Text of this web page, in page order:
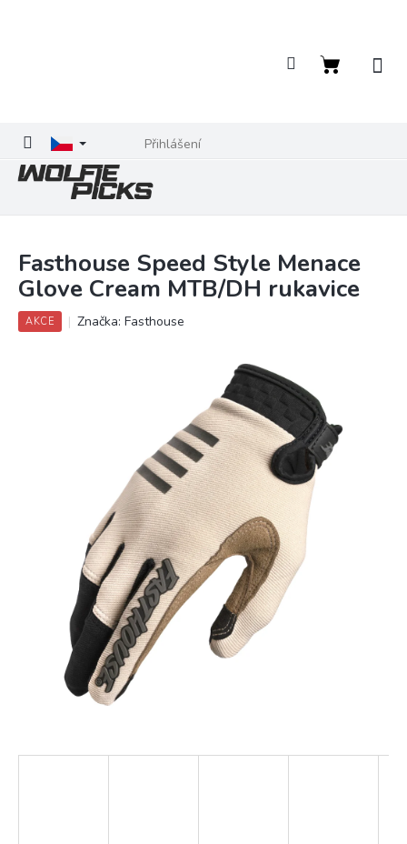
Přihlášení
Nákupní
Fasthouse Speed Style Menace
Glove Cream MTB/DH rukavice
AKCE Značka: Fasthouse